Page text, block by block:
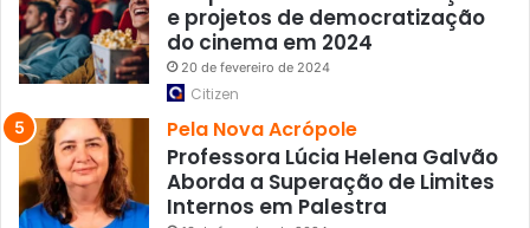
g
a
e projetos de democratização
do cinema em 2024
20 de fevereiro de 2024
Citizen
Pela Nova Acrópole
Professora Lúcia Helena Galvão
Aborda a Superação de Limites
Internos em Palestra